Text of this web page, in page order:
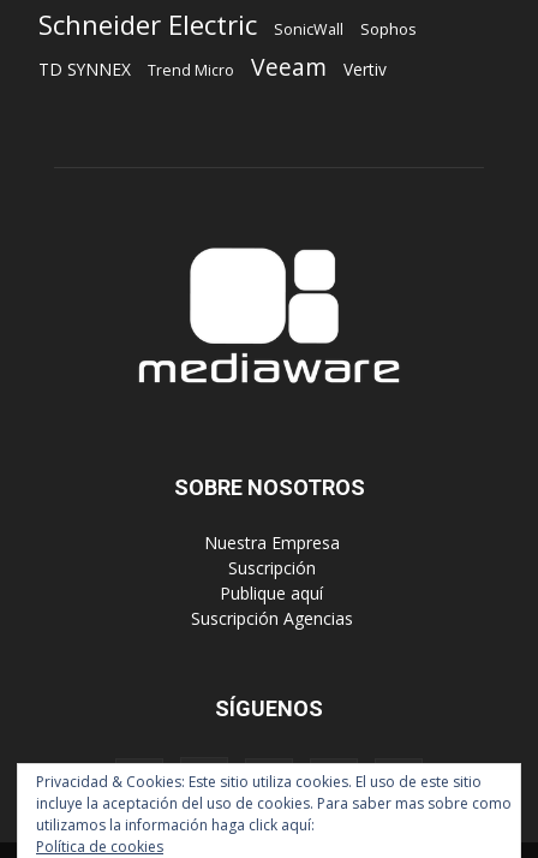
Schneider Electric SonicWall Sophos
TD SYNNEX Trend Micro Veeam Vertiv
SOBRE NOSOTROS
‎ Nuestra Empresa
‎ Suscripción
‎ Publique aquí
‎ Suscripción Agencias
SÍGUENOS
Privacidad & Cookies: Este sitio utiliza cookies. El uso de este sitio
incluye la aceptación del uso de cookies. Para saber mas sobre como
utilizamos la información haga click aquí:
Política de cookies